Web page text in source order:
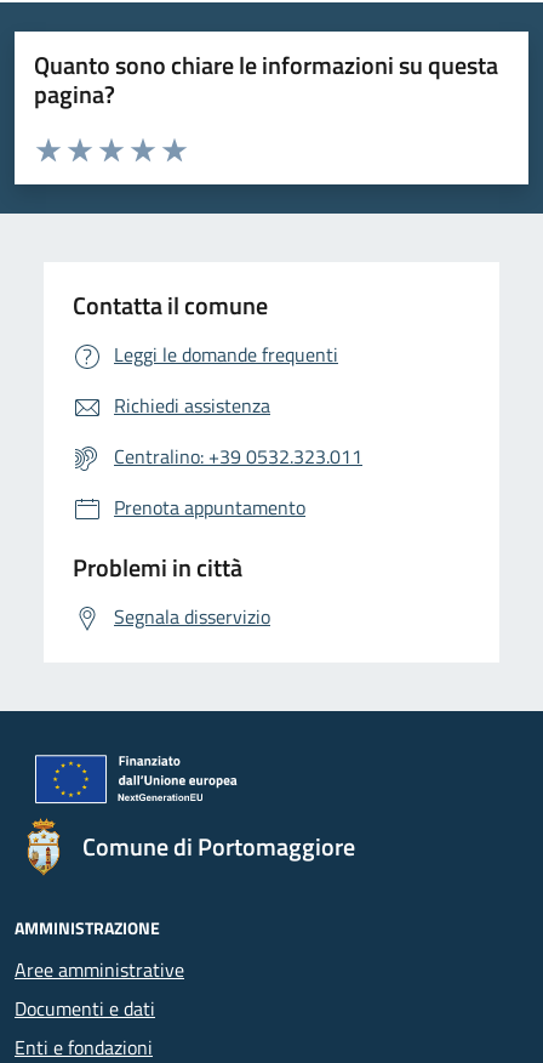
Quanto sono chiare le informazioni su questa
pagina?
Valuta da 1 a 5 stelle la pagina
Valuta 5 stelle su 5
Valuta 4 stelle su 5
Valuta 3 stelle su 5
Valuta 2 stelle su 5
Valuta 1 stelle su 5
Contatta il comune
Leggi le domande frequenti
Richiedi assistenza
Centralino: +39 0532.323.011
Prenota appuntamento
Problemi in città
Segnala disservizio
Comune di Portomaggiore
AMMINISTRAZIONE
Aree amministrative
Documenti e dati
Enti e fondazioni